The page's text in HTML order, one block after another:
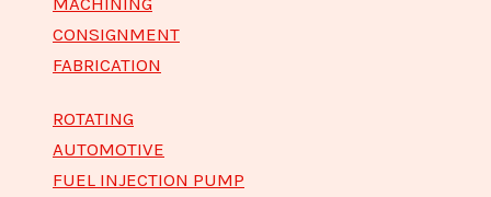
CONSIGNMENT
FABRICATION
ROTATING
AUTOMOTIVE
FUEL INJECTION PUMP